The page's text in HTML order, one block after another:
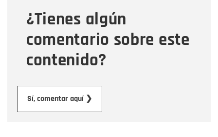
¿Tienes algún
comentario sobre este
contenido?
Sí, comentar aquí ❯
Mensaje